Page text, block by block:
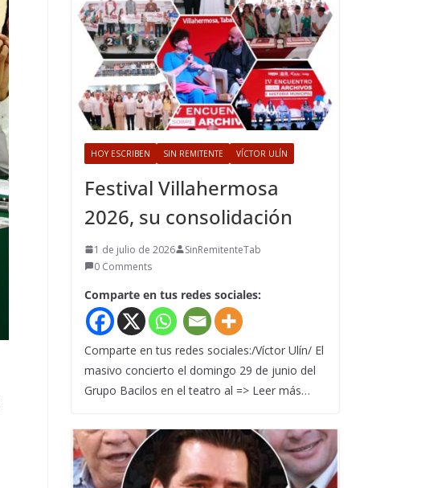
HOY ESCRIBEN SIN REMITENTE VÍCTOR ULÍN
Festival Villahermosa
2026, su consolidación
1 de julio de 2026
SinRemitenteTab
0 Comments
Comparte en tus redes sociales:
Comparte en tus redes sociales:/Víctor Ulín/ El
masivo concierto el domingo 29 de junio del
Grupo Bacilos en el teatro al => Leer más…